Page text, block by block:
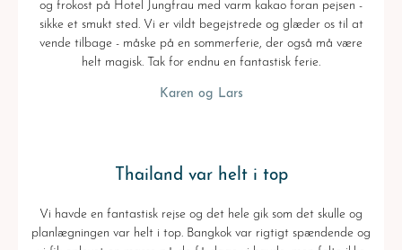
og frokost på Hotel Jungfrau med varm kakao foran pejsen -
sikke et smukt sted. Vi er vildt begejstrede og glæder os til at
vende tilbage - måske på en sommerferie, der også må være
helt magisk. Tak for endnu en fantastisk ferie.
Karen og Lars
Thailand var helt i top
Vi havde en fantastisk rejse og det hele gik som det skulle og
planlægningen var helt i top. Bangkok var rigtigt spændende og